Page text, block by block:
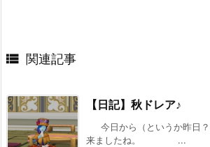
 関連記事
【日記】秋ドレア♪
今日から（というか昨日？
来ましたね。 ...